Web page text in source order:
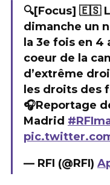
🔍[Focus] 🇪🇸
dimanche un
la 3e fois en 4
coeur de la
d’extrême
les droits des
🎧Reportage
Madrid
— RFI (@RFI)